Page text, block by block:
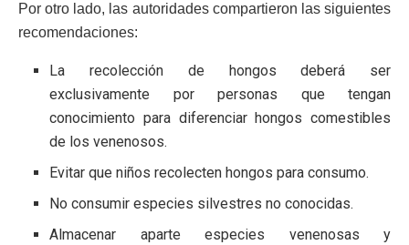
Por otro lado, las autoridades compartieron las siguientes
recomendaciones:
La recolección de hongos deberá ser
exclusivamente por personas que tengan
conocimiento para diferenciar hongos comestibles
de los venenosos.
Evitar que niños recolecten hongos para consumo.
No consumir especies silvestres no conocidas.
Almacenar aparte especies venenosas y